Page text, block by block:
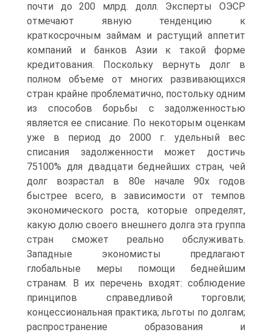
почти до 200 млрд. долл. Эксперты ОЭСР
отмечают явную тенденцию к
краткосрочным займам и растущий аппетит
компаний и банков Азии к такой форме
кредитования. Поскольку вернуть долг в
полном объеме от многих развивающихся
стран крайне проблематично, постольку одним
из способов борьбы с задолженностью
является ее списание. По некоторым оценкам
уже в период до 2000 г. удельный вес
списания задолженности может достичь
75100% для двадцати беднейших стран, чей
долг возрастал в 80е начале 90х годов
быстрее всего, в зависимости от темпов
экономического роста, которые определят,
какую долю своего внешнего долга эта группа
стран сможет реально обслуживать.
Западные экономисты предлагают
глобальные меры помощи беднейшим
странам. В их перечень входят: соблюдение
принципов справедливой торговли;
концессиональная практика; льготы по долгам;
распространение образования и